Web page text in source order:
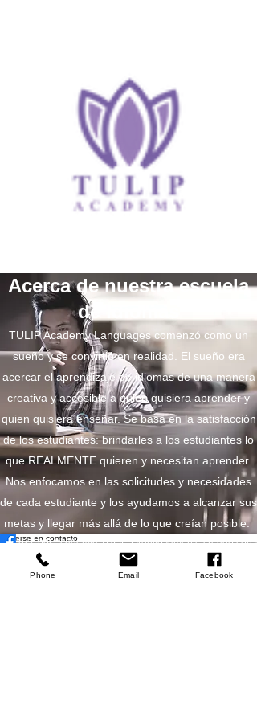
Acerca de nuestra escuela
de idiomas
TULIP Academy Languages comenzó como un
sueño y se convirtió en realidad. El sueño era
acercar el aprendizaje de idiomas de una manera
creativa y accesible a quien quisiera aprender y
quien quisiera enseñar. Se basa en la satisfacción
de los estudiantes: brindarles a los estudiantes lo
que REALMENTE quieren y necesitan aprender.
Nos enfocamos en las solicitudes y necesidades
de cada estudiante y los ayudamos a alcanzar sus
metas y llegar más allá de lo que creían posible.
Ponerse en contacto
©2022 por Academia TULIP. Orgullosamente creado con
Wix.com
Phone Email Facebook